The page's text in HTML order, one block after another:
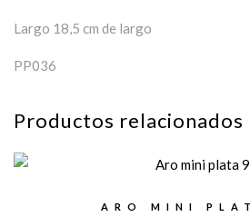
Largo 18,5 cm de largo
PP036
Productos relacionados
ARO MINI